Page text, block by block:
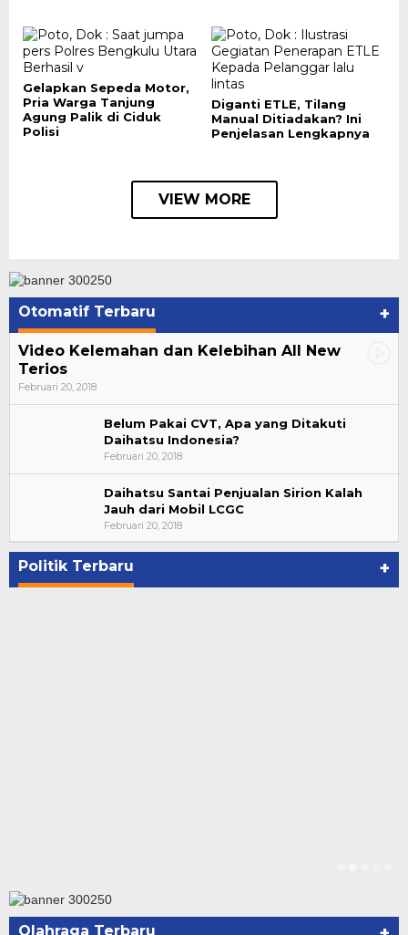
Gelapkan Sepeda Motor,
Pria Warga Tanjung
Agung Palik di Ciduk
Polisi
Diganti ETLE, Tilang
Manual Ditiadakan? Ini
Penjelasan Lengkapnya
VIEW MORE
Otomatif Terbaru +
Video Kelemahan dan Kelebihan All New
Terios
Februari 20, 2018
Belum Pakai CVT, Apa yang Ditakuti
Daihatsu Indonesia?
Februari 20, 2018
Daihatsu Santai Penjualan Sirion Kalah
Jauh dari Mobil LCGC
Februari 20, 2018
Politik Terbaru +
Bupati Ahmad Hijazi, Hadiri Paripurna Hasil
Penetapan Paslon Bupati dan Wabup Te…
Di NASIONAL, POLITIK, REJANG LEBONG
Olahraga Terbaru